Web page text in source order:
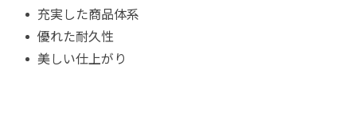
充実した商品体系
優れた耐久性
美しい仕上がり